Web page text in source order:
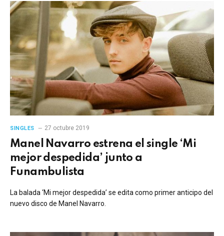
SINGLES 27 octubre 2019
Manel Navarro estrena el single ‘Mi
mejor despedida’ junto a
Funambulista
La balada ‘Mi mejor despedida’ se edita como primer anticipo del
nuevo disco de Manel Navarro.